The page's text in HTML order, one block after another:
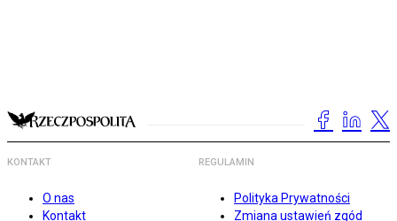
KONTAKT
O nas
Kontakt
REGULAMIN
Polityka Prywatności
Zmiana ustawień zgód